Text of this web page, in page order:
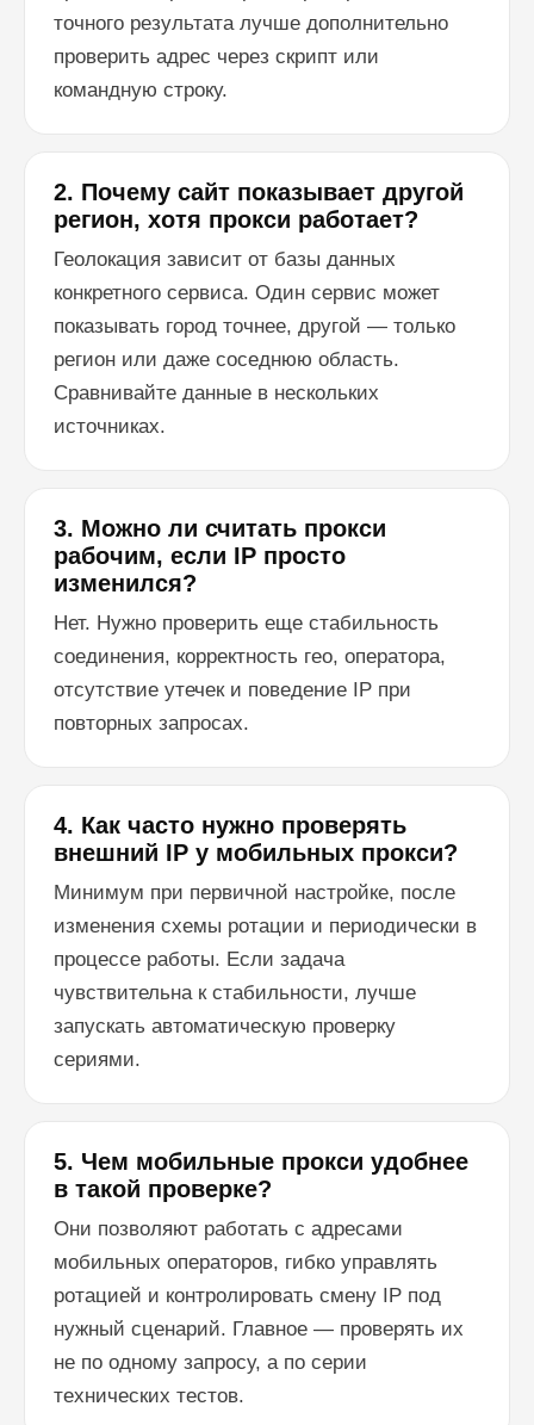
точного результата лучше дополнительно
проверить адрес через скрипт или
командную строку.
2. Почему сайт показывает другой
регион, хотя прокси работает?
Геолокация зависит от базы данных
конкретного сервиса. Один сервис может
показывать город точнее, другой — только
регион или даже соседнюю область.
Сравнивайте данные в нескольких
источниках.
3. Можно ли считать прокси
рабочим, если IP просто
изменился?
Нет. Нужно проверить еще стабильность
соединения, корректность гео, оператора,
отсутствие утечек и поведение IP при
повторных запросах.
4. Как часто нужно проверять
внешний IP у мобильных прокси?
Минимум при первичной настройке, после
изменения схемы ротации и периодически в
процессе работы. Если задача
чувствительна к стабильности, лучше
запускать автоматическую проверку
сериями.
5. Чем мобильные прокси удобнее
в такой проверке?
Они позволяют работать с адресами
мобильных операторов, гибко управлять
ротацией и контролировать смену IP под
нужный сценарий. Главное — проверять их
не по одному запросу, а по серии
технических тестов.